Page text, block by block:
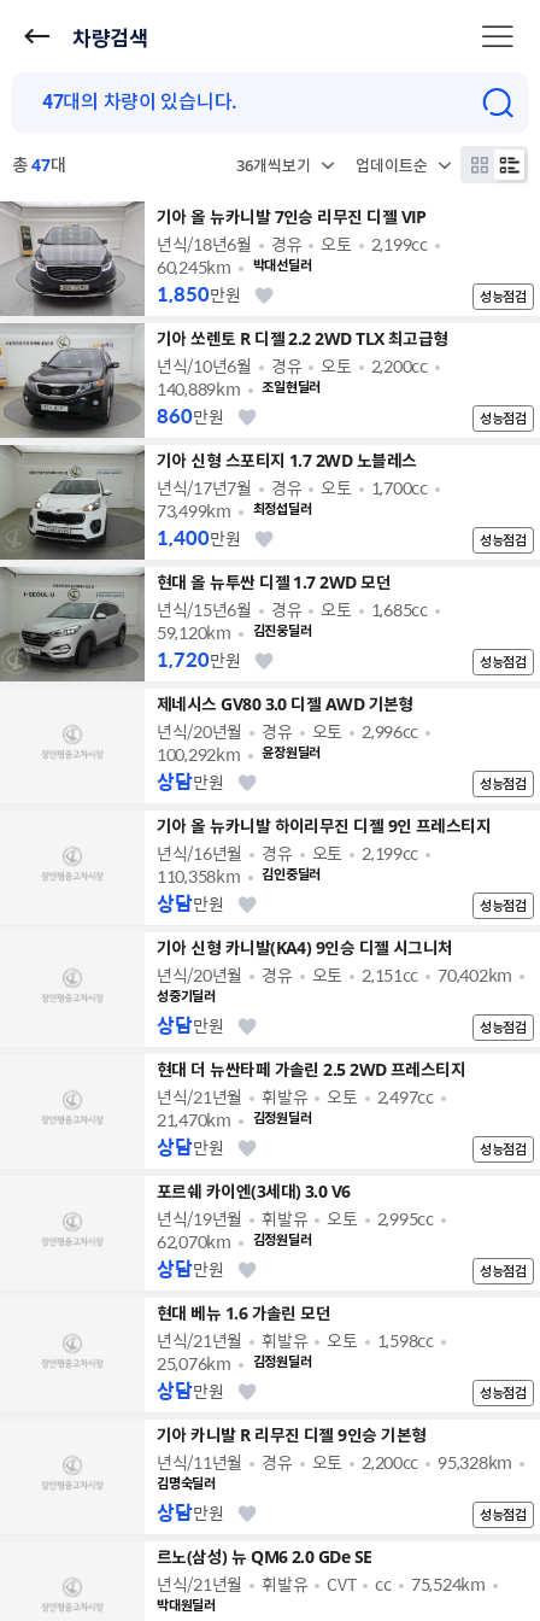
차량검색
총47대
기아 올 뉴카니발 7인승 리무진 디젤 VIP
년식/18년6월 경유 오토
2,199cc
60,245km
박대선딜러
성능점검
1,850만원
기아 쏘렌토 R 디젤 2.2 2WD TLX 최고급형
년식/10년6월 경유 오토
2,200cc
140,889km
조일현딜러
성능점검
860만원
기아 신형 스포티지 1.7 2WD 노블레스
년식/17년7월 경유 오토
1,700cc
73,499km
최정섭딜러
성능점검
1,400만원
현대 올 뉴투싼 디젤 1.7 2WD 모던
년식/15년6월 경유 오토
1,685cc
59,120km
김진웅딜러
성능점검
1,720만원
제네시스 GV80 3.0 디젤 AWD 기본형
년식/20년월 경유 오토
2,996cc
100,292km
윤장원딜러
성능점검
상담만원
기아 올 뉴카니발 하이리무진 디젤 9인 프레스티지
년식/16년월 경유 오토
2,199cc
110,358km
김인중딜러
성능점검
상담만원
기아 신형 카니발(KA4) 9인승 디젤 시그니처
년식/20년월 경유 오토 2,151cc 70,402km
성중기딜러
성능점검
상담만원
현대 더 뉴싼타페 가솔린 2.5 2WD 프레스티지
년식/21년월 휘발유 오토
2,497cc
21,470km
김정원딜러
성능점검
상담만원
포르쉐 카이엔(3세대) 3.0 V6
년식/19년월 휘발유 오토
2,995cc
62,070km
김정원딜러
성능점검
상담만원
현대 베뉴 1.6 가솔린 모던
년식/21년월 휘발유 오토
1,598cc
25,076km
김정원딜러
성능점검
상담만원
기아 카니발 R 리무진 디젤 9인승 기본형
년식/11년월 경유 오토 2,200cc 95,328km
김명숙딜러
성능점검
상담만원
르노(삼성) 뉴 QM6 2.0 GDe SE
년식/21년월 휘발유 CVT cc 75,524km
박대원딜러